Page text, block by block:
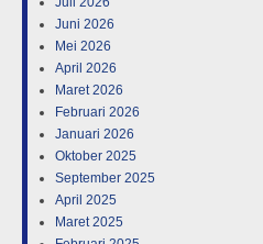
Juni 2026
Mei 2026
April 2026
Maret 2026
Februari 2026
Januari 2026
Oktober 2025
September 2025
April 2025
Maret 2025